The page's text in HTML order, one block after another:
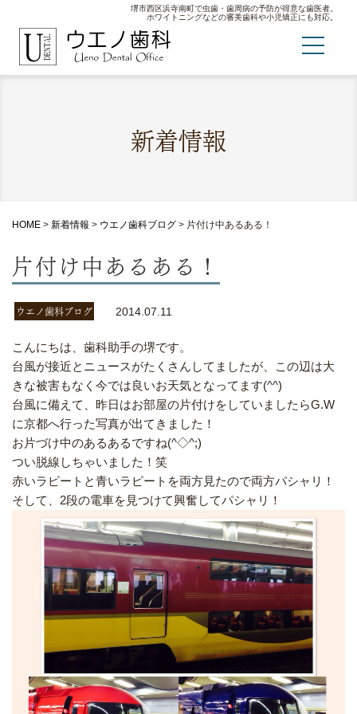
堺市西区浜寺南町で虫歯・歯周病の予防が得意な歯医者。
ホワイトニングなどの審美歯科や小児矯正にも対応。
新着情報
HOME > 新着情報 > ウエノ歯科ブログ > 片付け中あるある！
片付け中あるある！
ウエノ歯科ブログ 2014.07.11
こんにちは、歯科助手の堺です。
台風が接近とニュースがたくさんしてましたが、この辺は大
きな被害もなく今では良いお天気となってます(^^)
台風に備えて、昨日はお部屋の片付けをしていましたらG.W
に京都へ行った写真が出てきました！
お片づけ中のあるあるですね(^◇^;)
つい脱線しちゃいました！笑
赤いラピートと青いラピートを両方見たので両方パシャリ！
そして、2段の電車を見つけて興奮してパシャリ！